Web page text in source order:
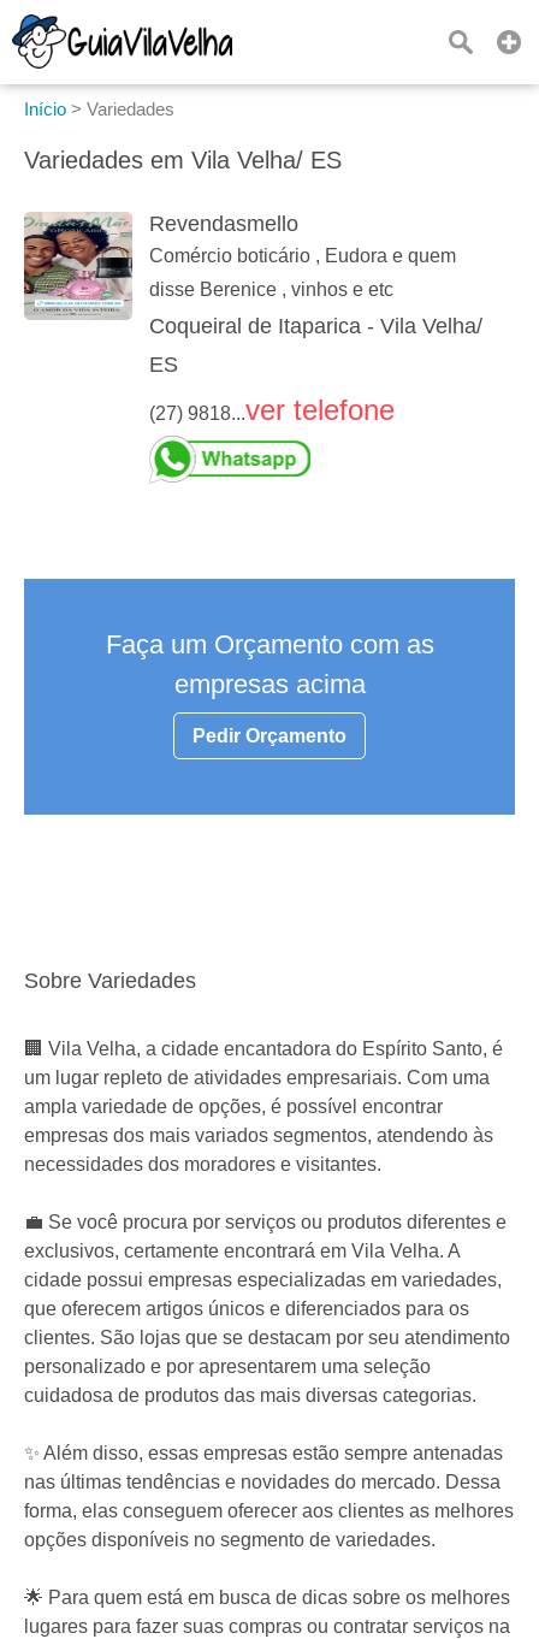
Início > Variedades
Variedades em Vila Velha/ ES
Revendasmello
Comércio boticário , Eudora e quem
disse Berenice , vinhos e etc
Coqueiral de Itaparica - Vila Velha/
ES
(27) 9818...ver telefone
Faça um Orçamento com as
empresas acima
Pedir Orçamento
Sobre Variedades
🏢 Vila Velha, a cidade encantadora do Espírito Santo, é
um lugar repleto de atividades empresariais. Com uma
ampla variedade de opções, é possível encontrar
empresas dos mais variados segmentos, atendendo às
necessidades dos moradores e visitantes.
💼 Se você procura por serviços ou produtos diferentes e
exclusivos, certamente encontrará em Vila Velha. A
cidade possui empresas especializadas em variedades,
que oferecem artigos únicos e diferenciados para os
clientes. São lojas que se destacam por seu atendimento
personalizado e por apresentarem uma seleção
cuidadosa de produtos das mais diversas categorias.
✨ Além disso, essas empresas estão sempre antenadas
nas últimas tendências e novidades do mercado. Dessa
forma, elas conseguem oferecer aos clientes as melhores
opções disponíveis no segmento de variedades.
🌟 Para quem está em busca de dicas sobre os melhores
lugares para fazer suas compras ou contratar serviços na